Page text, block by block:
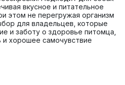
вкусное и питательное
этом не перегружая организм
для владельцев, которые
и заботу о здоровье питомца,
хорошее самочувствие